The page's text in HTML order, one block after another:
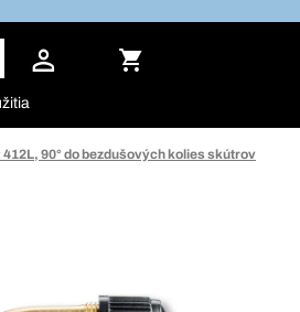
412L, 90° do bezdušových kolies skútrov